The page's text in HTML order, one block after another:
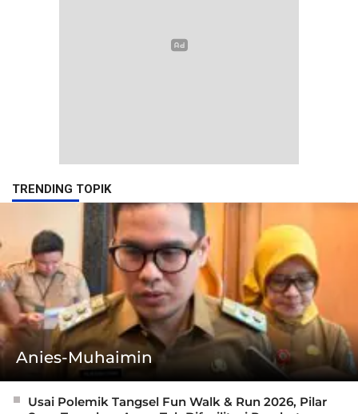
TRENDING TOPIK
Anies-Muhaimin
Usai Polemik Tangsel Fun Walk & Run 2026, Pilar